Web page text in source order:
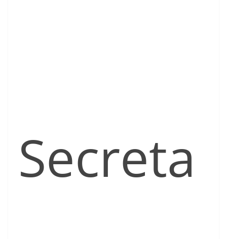
Secreta